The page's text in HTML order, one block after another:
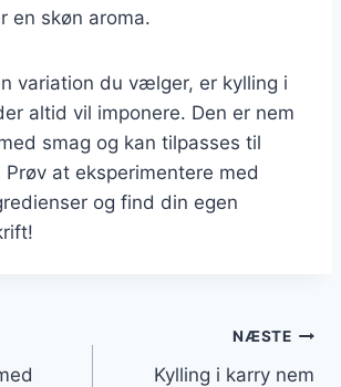
en skøn aroma.
variation du vælger, er kylling i
altid vil imponere. Den er nem
smag og kan tilpasses til
Prøv at eksperimentere med
og find din egen
NÆSTE
Kylling i karry nem